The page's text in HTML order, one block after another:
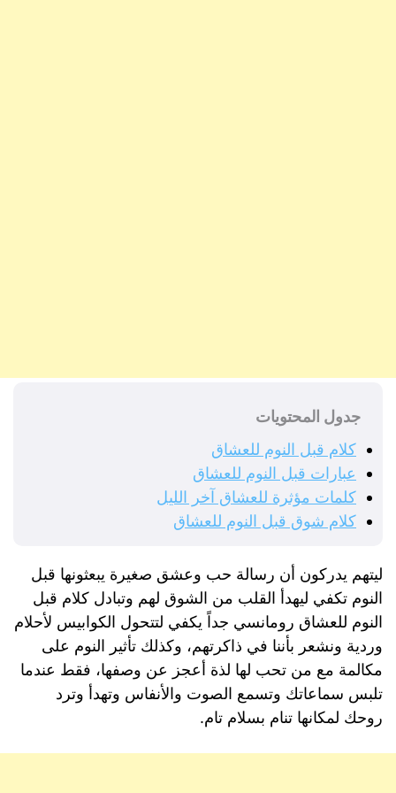
جدول المحتويات
كلام قبل النوم للعشاق
عبارات قبل النوم للعشاق
كلمات مؤثرة للعشاق آخر الليل
كلام شوق قبل النوم للعشاق
ليتهم يدركون أن رسالة حب وعشق صغيرة يبعثونها قبل
النوم تكفي ليهدأ القلب من الشوق لهم وتبادل كلام قبل
النوم للعشاق رومانسي جداً يكفي لتتحول الكوابيس لأحلام
وردية ونشعر بأننا في ذاكرتهم، وكذلك تأثير النوم على
مكالمة مع من تحب لها لذة أعجز عن وصفها، فقط عندما
تلبس سماعاتك وتسمع الصوت والأنفاس وتهدأ وترد
روحك لمكانها تنام بسلام تام.